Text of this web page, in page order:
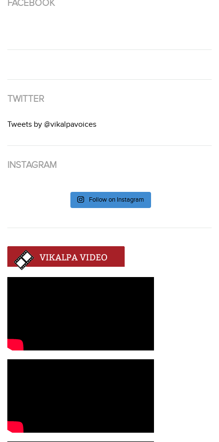
FACEBOOK
TWITTER
Tweets by @vikalpavoices
INSTAGRAM
Follow on Instagram